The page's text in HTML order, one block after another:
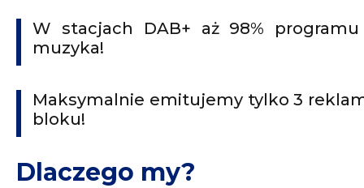
W stacjach DAB+ aż 98%
muzyka!
Maksymalnie emitujemy tylko 3
bloku!
Dlaczego my?